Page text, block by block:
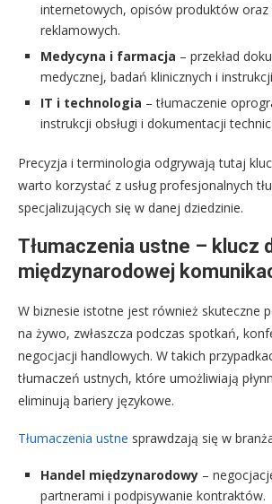
internetowych, opisów produktów oraz
reklamowych.
Medycyna i farmacja – przekład
medycznej, badań klinicznych i
IT i technologia – tłumaczenie
instrukcji obsługi i dokumentacji
Precyzja i terminologia odgrywają tutaj
warto korzystać z usług profesjonalnych
specjalizujących się w danej dziedzinie.
Tłumaczenia ustne – klucz
międzynarodowej
W biznesie istotne jest również skuteczne
na żywo, zwłaszcza podczas spotkań,
negocjacji handlowych. W takich
tłumaczeń ustnych, które umożliwiają
eliminują bariery językowe.
Tłumaczenia ustne sprawdzają się w
Handel międzynarodowy –
partnerami i podpisywanie kontraktów.